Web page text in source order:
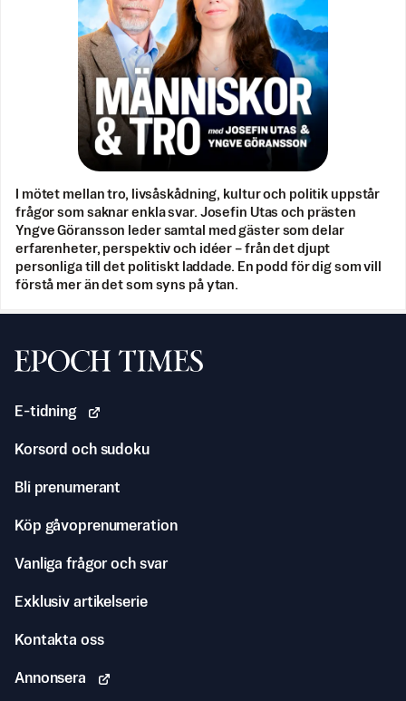
I mötet mellan tro, livsåskådning, kultur och politik uppstår
frågor som saknar enkla svar. Josefin Utas och prästen
Yngve Göransson leder samtal med gäster som delar
erfarenheter, perspektiv och idéer – från det djupt
personliga till det politiskt laddade. En podd för dig som vill
förstå mer än det som syns på ytan.
Svenska Epoch Times
E-tidning
Korsord och sudoku
Bli prenumerant
Köp gåvoprenumeration
Vanliga frågor och svar
Exklusiv artikelserie
Kontakta oss
Annonsera